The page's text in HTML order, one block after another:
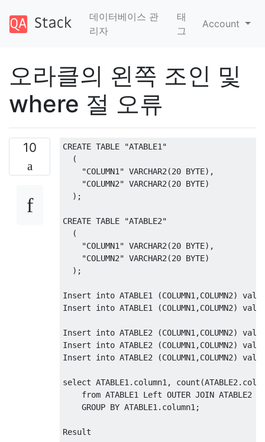
데이터베이스 관
리자
태
그
Account
오라클의 왼쪽 조인 및
where 절 오류
10 CREATE TABLE
"ATABLE1"
(
"COLUMN1" VARCHAR2 (20 BYTE),
"COLUMN2" VARCHAR2 (20 BYTE)
);
CREATE TABLE
"ATABLE2"
(
"COLUMN1" VARCHAR2 (20 BYTE),
"COLUMN2" VARCHAR2 (20 BYTE)
);
Insert into ATABLE1 (COLUMN1 ,COLUMN2)
Insert
into ATABLE1 (COLUMN1 ,COLUMN2)
Insert into ATABLE2 (COLUMN1 ,COLUMN2)
Insert
into ATABLE2 (COLUMN1 ,COLUMN2)
Insert
into ATABLE2 (COLUMN1 ,COLUMN2)
select ATABLE1 . column1 , count (ATABLE2 .
from ATABLE1 Left OUTER JOIN ATABLE2
GROUP BY ATABLE1 . column1 ;
Result